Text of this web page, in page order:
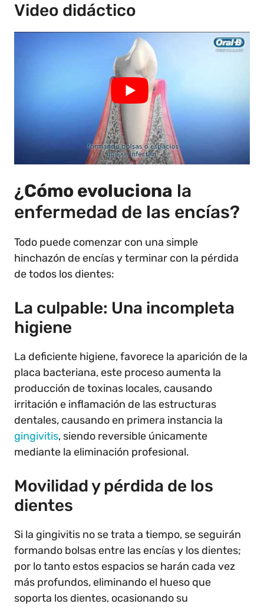
Video didáctico
¿Cómo evoluciona la
enfermedad de las encías?
Todo puede comenzar con una simple
hinchazón de encías y terminar con la pérdida
de todos los dientes:
La culpable: Una incompleta
higiene
La deficiente higiene, favorece la aparición de la
placa bacteriana, este proceso aumenta la
producción de toxinas locales, causando
irritación e inflamación de las estructuras
dentales, causando en primera instancia la
gingivitis, siendo reversible únicamente
mediante la eliminación profesional.
Movilidad y pérdida de los
dientes
Si la gingivitis no se trata a tiempo, se seguirán
formando bolsas entre las encías y los dientes;
por lo tanto estos espacios se harán cada vez
más profundos, eliminando el hueso que
soporta los dientes, ocasionando su